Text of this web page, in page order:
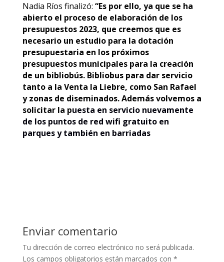
Nadia Ríos finalizó: “Es por ello, ya que se ha
abierto el proceso de elaboración de los
presupuestos 2023, que creemos que es
necesario un estudio para la dotación
presupuestaria en los próximos
presupuestos municipales para la creación
de un bibliobús. Bibliobus para dar servicio
tanto a la Venta la Liebre, como San Rafael
y zonas de diseminados. Además volvemos a
solicitar la puesta en servicio nuevamente
de los puntos de red wifi gratuito en
parques y también en barriadas
Enviar comentario
Tu dirección de correo electrónico no será publicada.
Los campos obligatorios están marcados con *